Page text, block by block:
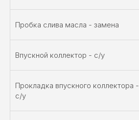
Пробка слива масла - замена
Впускной коллектор - с/у
Прокладка впускного коллектора -
с/у